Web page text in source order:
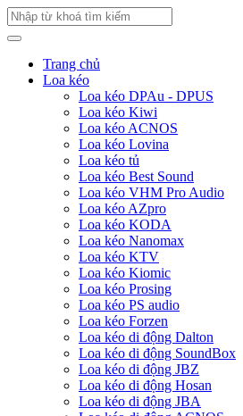
Trang chủ
Loa kéo
Loa kéo DPAu - DPUS
Loa kéo Kiwi
Loa kéo ACNOS
Loa kéo Lovina
Loa kéo tủ
Loa kéo Best Sound
Loa kéo VHM Pro Audio
Loa kéo AZpro
Loa kéo KODA
Loa kéo Nanomax
Loa kéo KTV
Loa kéo Kiomic
Loa kéo Prosing
Loa kéo PS audio
Loa kéo Forzen
Loa kéo di động Dalton
Loa kéo di động SoundBox
Loa kéo di động JBZ
Loa kéo di động Hosan
Loa kéo di động JBA